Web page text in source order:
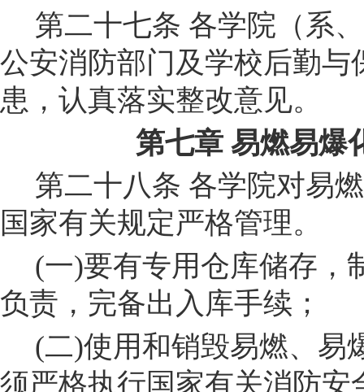
第二十七条 各学院 （系
公安消防部门及学校后勤与
患，认真落实整改意见。
第七章 易燃易爆
第二十八条 各学院对易
国家有关规定严格管理。
(一)要有专用仓库储存，
负责，完备出入库手续；
(二)使用和销毁易燃、易
须严格执行国家有关消防安